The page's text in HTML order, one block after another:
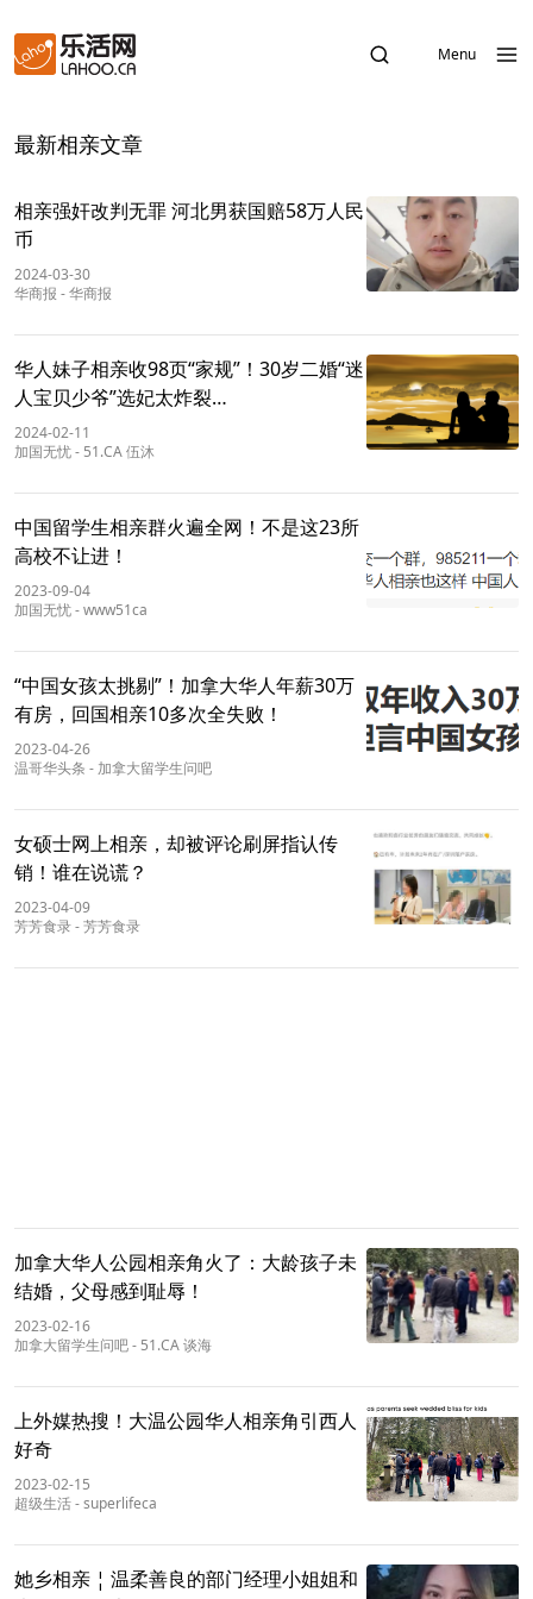
Menu
最新相亲文章
相亲强奸改判无罪 河北男获国赔58万人民
币
2024-03-30
华商报 -华商报
华人妹子相亲收98页“家规”！30岁二婚“迷
人宝贝少爷”选妃太炸裂…
2024-02-11
加国无忧- 51.CA 伍沐
中国留学生相亲群火遍全网！不是这23所
高校不让进！
2023-09-04
加国无忧-www51ca
“中国女孩太挑剔”！加拿大华人年薪30万
有房，回国相亲10多次全失败！
2023-04-26
温哥华头条 - 加拿大留学生问吧
女硕士网上相亲，却被评论刷屏指认传
销！谁在说谎？
2023-04-09
芳芳食录-芳芳食录
加拿大华人公园相亲角火了：大龄孩子未
结婚，父母感到耻辱！
2023-02-16
加拿大留学生问吧- 51.CA 谈海
上外媒热搜！大温公园华人相亲角引西人
好奇
2023-02-15
超级生活-superlifeca
她乡相亲 ¦ 温柔善良的部门经理小姐姐和